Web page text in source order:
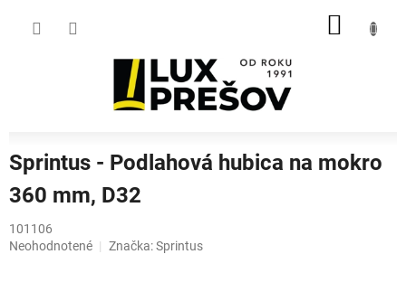
Sprintus - Podlahová hubica na mokro
360 mm, D32
101106
Priemerné
Neohodnotené Značka:Sprintus